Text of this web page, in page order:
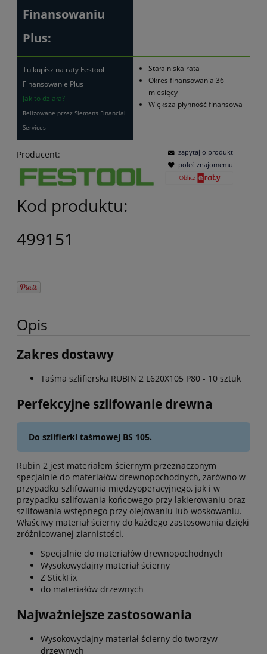
Finansowaniu
Plus:
Tu kupisz na raty Festool
Finansowanie Plus
Jak to działa?
Relizowane przez Siemens Financial
Services
Stała niska rata
Okres finansowania 36
miesięcy
Większa płynność finansowa
Producent:
Kod produktu:
499151
zapytaj o produkt
poleć znajomemu
Opis
Zakres dostawy
Taśma szlifierska RUBIN 2 L620X105 P80 - 10 sztuk
Perfekcyjne szlifowanie drewna
Do szlifierki taśmowej BS 105.
Rubin 2 jest materiałem ściernym przeznaczonym
specjalnie do materiałów drewnopochodnych, zarówno w
przypadku szlifowania międzyoperacyjnego, jak i w
przypadku szlifowania końcowego przy lakierowaniu oraz
szlifowania wstępnego przy olejowaniu lub woskowaniu.
Właściwy materiał ścierny do każdego zastosowania dzięki
zróżnicowanej ziarnistości.
Specjalnie do materiałów drewnopochodnych
Wysokowydajny materiał ścierny
Z StickFix
do materiałów drzewnych
Najważniejsze zastosowania
Wysokowydajny materiał ścierny do tworzyw
drzewnych